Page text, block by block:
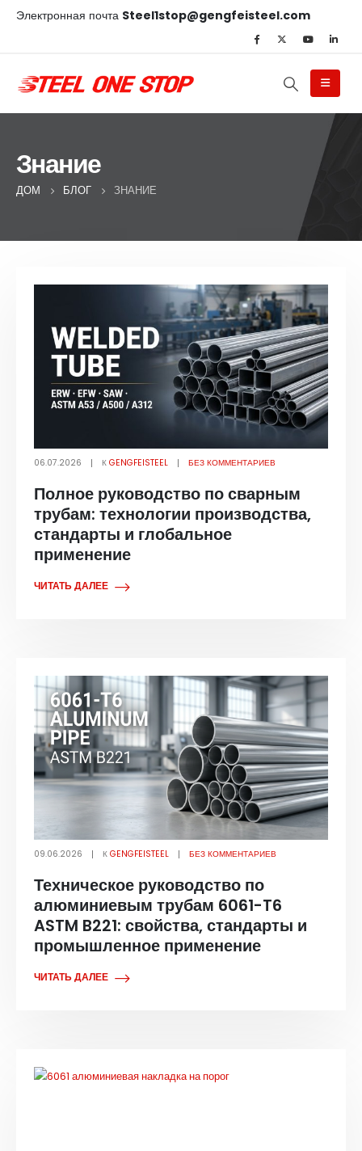
Электронная почта Steel1stop@gengfeisteel.com
Знание
ДОМ БЛОГ ЗНАНИЕ
06.07.2026 К GENGFEISTEEL БЕЗ КОММЕНТАРИЕВ
Полное руководство по сварным
трубам: технологии производства,
стандарты и глобальное
применение
ЧИТАТЬ ДАЛЕЕ
09.06.2026 К GENGFEISTEEL БЕЗ КОММЕНТАРИЕВ
Техническое руководство по
алюминиевым трубам 6061-T6
ASTM B221: свойства, стандарты и
промышленное применение
ЧИТАТЬ ДАЛЕЕ